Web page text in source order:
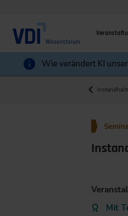
Wie verändert KI
Mit